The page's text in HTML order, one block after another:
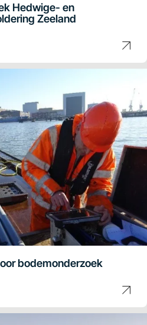
Hedwige- en
Zeeland
bodemonderzoek